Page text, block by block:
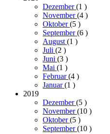
Dezember(1 )
November(4 )
Oktober(5 )
September(6 )
August(1 )
Juli (2 )
Juni (3 )
Mai (1 )
Februar(4 )
Januar(1 )
2019
Dezember(5 )
November(10 )
Oktober(5 )
September(10 )